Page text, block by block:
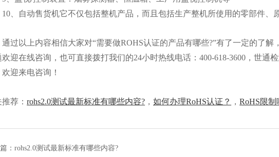
自动售货机它不仅包括整机产品，而且包括生产整机所使用的零部件、
以上内容相信大家对“需要做ROHS认证的产品有哪些?”有了一定的了解
欢迎在线咨询，也可直接拨打我们的24小时热线电话：400-618-3600，世通
迎来电咨询！
推荐：rohs2.0测试最新标准有哪些内容? ，如何办理RoHS认证？ ，RoHS限
篇：rohs2.0测试最新标准有哪些内容?